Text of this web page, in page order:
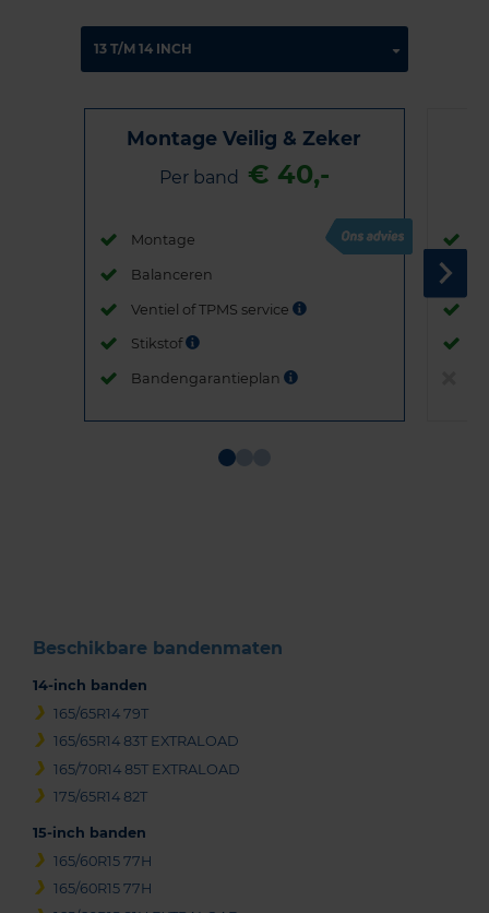
Montage Veilig & Zeker
Per band € 40,-
Montage
Balanceren
Ventiel of TPMS service
Stikstof
Bandengarantieplan
Beschikbare bandenmaten
14-inch banden
165/65R14 79T
165/65R14 83T EXTRALOAD
165/70R14 85T EXTRALOAD
175/65R14 82T
15-inch banden
165/60R15 77H
165/60R15 77H